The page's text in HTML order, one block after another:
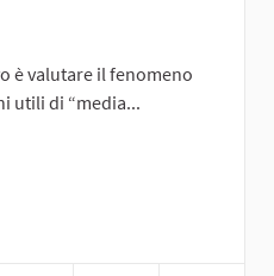
è valutare il fenomeno
utili di “media...